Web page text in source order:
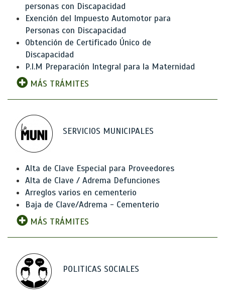
personas con Discapacidad
Exención del Impuesto Automotor para
Personas con Discapacidad
Obtención de Certificado Único de
Discapacidad
P.I.M Preparación Integral para la Maternidad
MÁS TRÁMITES
SERVICIOS MUNICIPALES
Alta de Clave Especial para Proveedores
Alta de Clave / Adrema Defunciones
Arreglos varios en cementerio
Baja de Clave/Adrema - Cementerio
MÁS TRÁMITES
POLITICAS SOCIALES